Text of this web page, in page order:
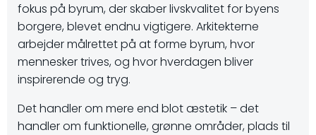
fokus på byrum, der skaber livskvalitet for byens
borgere, blevet endnu vigtigere. Arkitekterne
arbejder målrettet på at forme byrum, hvor
mennesker trives, og hvor hverdagen bliver
inspirerende og tryg.
Det handler om mere end blot æstetik – det
handler om funktionelle, grønne områder, plads til